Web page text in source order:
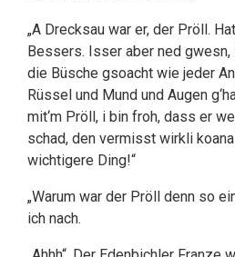
„A Drecksau war er, der Pröll.
Bessers. Isser aber ned gwesn,
die Büsche gsoacht wie jeder
Rüssel und Mund und Augen
mit‘m Pröll, i bin froh, dass er
schad, den vermisst wirkli
wichtigere Ding!“
„Warum war der Pröll denn so
ich nach.